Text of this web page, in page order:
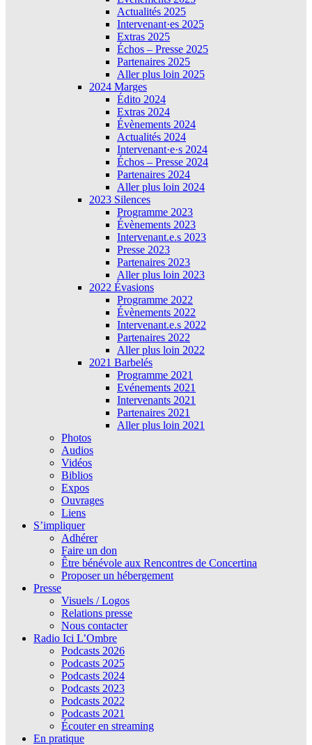
Actualités 2025
Intervenant·es 2025
Extras 2025
Échos – Presse 2025
Partenaires 2025
Aller plus loin 2025
2024 Marges
Édito 2024
Extras 2024
Évènements 2024
Actualités 2024
Intervenant·e·s 2024
Échos – Presse 2024
Partenaires 2024
Aller plus loin 2024
2023 Silences
Programme 2023
Évènements 2023
Intervenant.e.s 2023
Presse 2023
Partenaires 2023
Aller plus loin 2023
2022 Évasions
Programme 2022
Évènements 2022
Intervenant.e.s 2022
Partenaires 2022
Aller plus loin 2022
2021 Barbelés
Programme 2021
Evénements 2021
Intervenants 2021
Partenaires 2021
Aller plus loin 2021
Photos
Audios
Vidéos
Biblios
Expos
Ouvrages
Liens
S’impliquer
Adhérer
Faire un don
Être bénévole aux Rencontres de Concertina
Proposer un hébergement
Presse
Visuels / Logos
Relations presse
Nous contacter
Radio Ici L’Ombre
Podcasts 2026
Podcasts 2025
Podcasts 2024
Podcasts 2023
Podcasts 2022
Podcasts 2021
Écouter en streaming
En pratique